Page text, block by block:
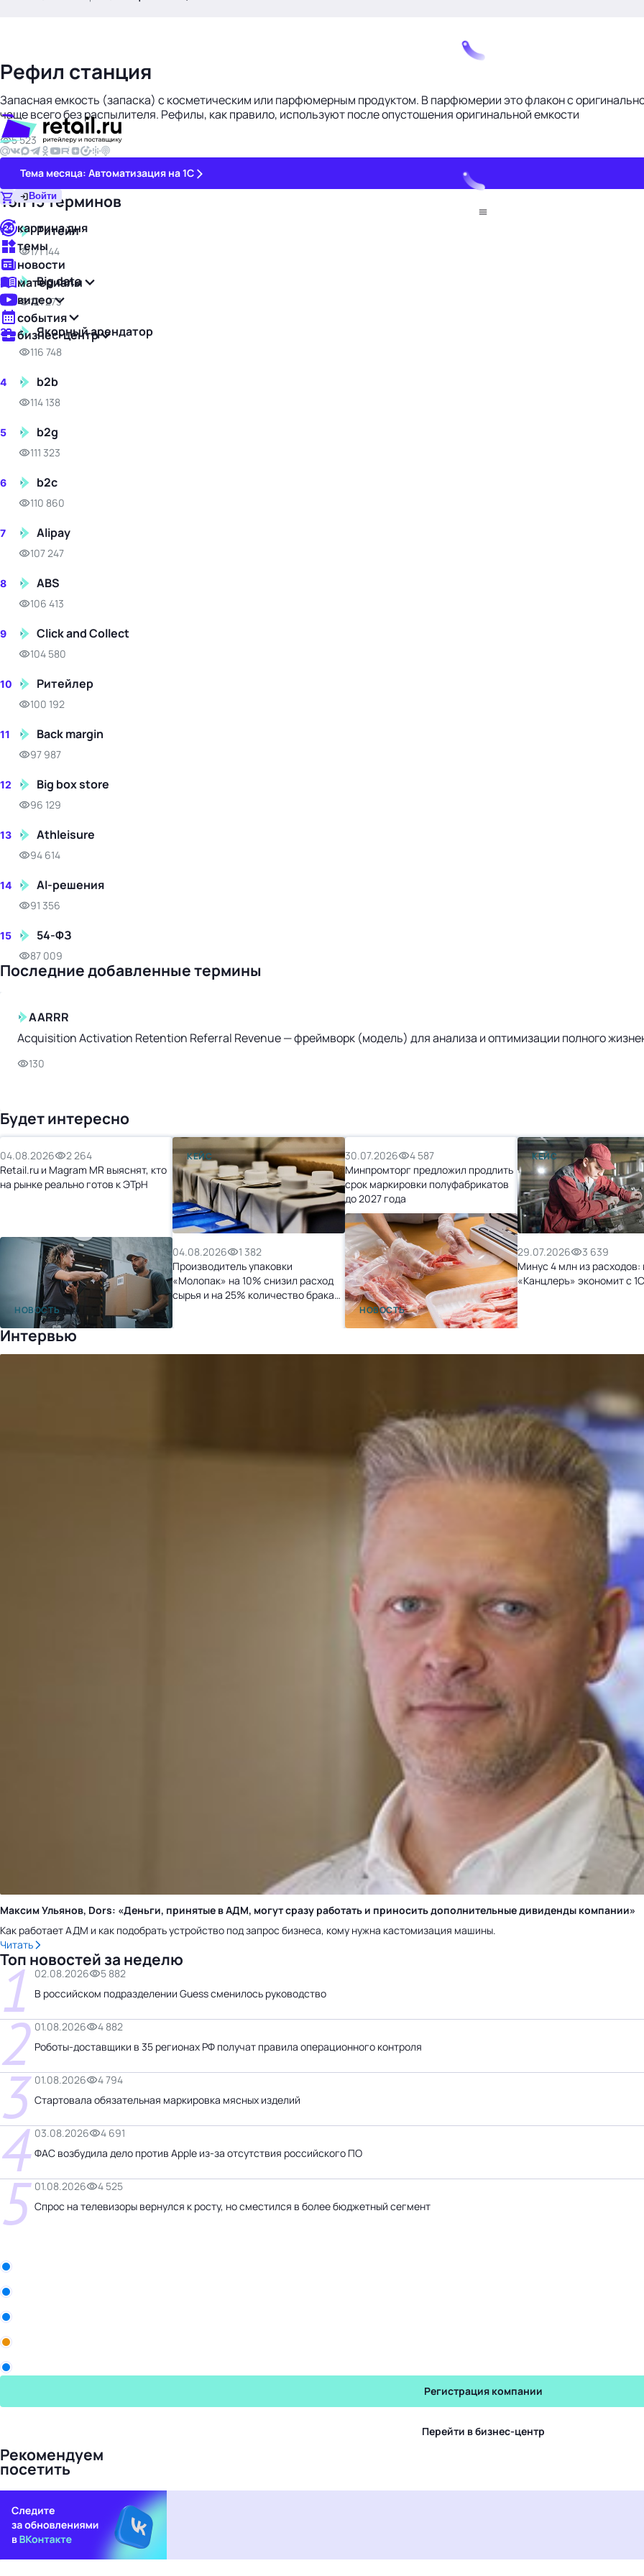
Тема месяца: Автоматизация на 1С
Войти
картина дня
темы
новости
материалы
видео
события
бизнес-центр
Рефил станция
Запасная емкость (запаска) с косметическим или парфюмерным продуктом. В парфюмерии это флакон с
чаще всего без распылителя. Рефилы, как правило, используют после опустошения оригинальной емкости
5 523
Топ 15 терминов
1 Ритейл
171 144
2 Big data
121 273
3 Якорный арендатор
116 748
4 b2b
114 138
5 b2g
111 323
6 b2c
110 860
7 Alipay
107 247
8 ABS
106 413
9 Click and Collect
104 580
10 Ритейлер
100 192
11 Back margin
97 987
12 Big box store
96 129
13 Athleisure
94 614
14 AI-решения
91 356
15 54-ФЗ
87 009
Последние добавленные термины
AARRR
Acquisition Activation Retention Referral Revenue — фреймворк (модель) для анализа и оптимизации полного
130
Будет интересно
НОВОСТЬ
04.08.2026
2 264
Retail.ru и Magram MR выяснят, кто
на рынке реально готов к ЭТрН
КЕЙС
04.08.2026
1 382
Производитель упаковки
«Молопак» на 10% снизил расход
сырья и на 25% количество брака
НОВОСТЬ
30.07.2026
4 587
Минпромторг предложил продлить
срок маркировки полуфабрикатов
до 2027 года
КЕЙС
29.07.2026
3 639
Минус 4 млн из расходов:
«Канцлеръ» экономит с
Интервью
Максим Ульянов, Dors: «Деньги, принятые в АДМ, могут сразу работать и приносить дополнительные дивиденды компании»
Как работает АДМ и как подобрать устройство под запрос бизнеса, кому нужна кастомизация машины.
Читать
Топ новостей за неделю
1 02.08.2026
5 882
В российском подразделении Guess сменилось руководство
2 01.08.2026
4 882
Роботы-доставщики в 35 регионах РФ получат правила операционного контроля
3 01.08.2026
4 794
Стартовала обязательная маркировка мясных изделий
4 03.08.2026
4 691
ФАС возбудила дело против Apple из-за отсутствия российского ПО
5 01.08.2026
4 525
Спрос на телевизоры вернулся к росту, но сместился в более бюджетный сегмент
Регистрация компании
Перейти в бизнес-центр
Рекомендуем
посетить